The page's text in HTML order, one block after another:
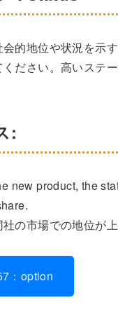
会的地位や状況を
ださい。高いステ
:
new product, the
の市場での地位が
：option